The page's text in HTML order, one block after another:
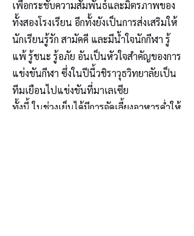
เพื่อกระชับความสัมพันธ์และมิตรภาพของ
ทั้งสองโรงเรียน อีกทั้งยังเป็นการส่งเสริมให้
นักเรียนรู้รัก สามัคคี และมีน้ำใจนักกีฬา รู้
แพ้ รู้ชนะ รู้อภัย อันเป็นหัวใจสำคัญของการ
แข่งขันกีฬา ซึ่งในปีนี้วชิราวุธวิทยาลัยเป็น
ทีมเยือนไปแข่งขันที่มาเลเซีย
ทั้งนี้ ในช่วงเย็นได้มีการจัดเลี้ยงอาหารค่ำให้